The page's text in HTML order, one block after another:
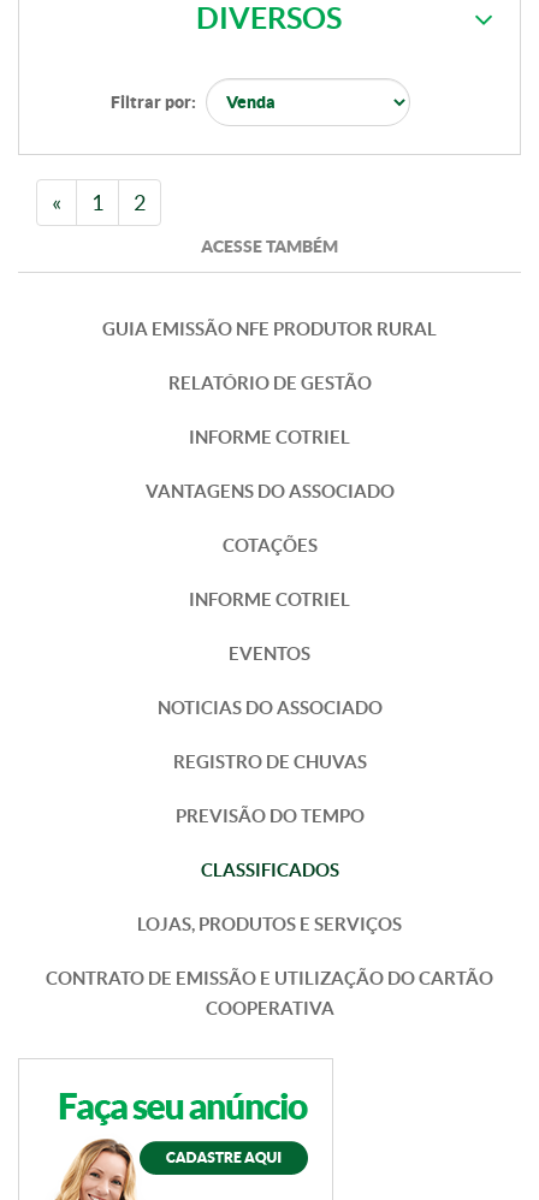
DIVERSOS
Filtrar por:
« 1 2
ACESSE TAMBÉM
GUIA EMISSÃO NFE PRODUTOR RURAL
RELATÓRIO DE GESTÃO
INFORME COTRIEL
VANTAGENS DO ASSOCIADO
COTAÇÕES
INFORME COTRIEL
EVENTOS
NOTICIAS DO ASSOCIADO
REGISTRO DE CHUVAS
PREVISÃO DO TEMPO
CLASSIFICADOS
LOJAS, PRODUTOS E SERVIÇOS
CONTRATO DE EMISSÃO E UTILIZAÇÃO DO CARTÃO
COOPERATIVA